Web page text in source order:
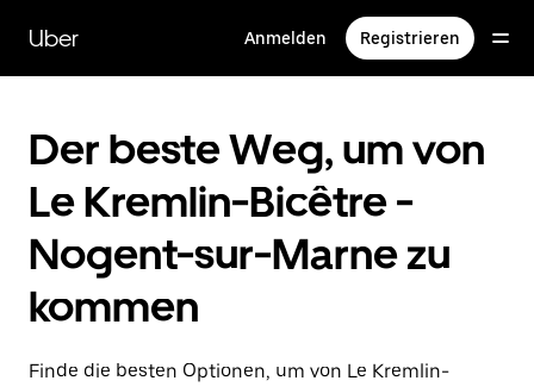
zum
Hauptinhalt
Uber Anmelden Registrieren
Der beste Weg, um von
Le Kremlin-Bicêtre -
Nogent-sur-Marne zu
kommen
Finde die besten Optionen, um von Le Kremlin-